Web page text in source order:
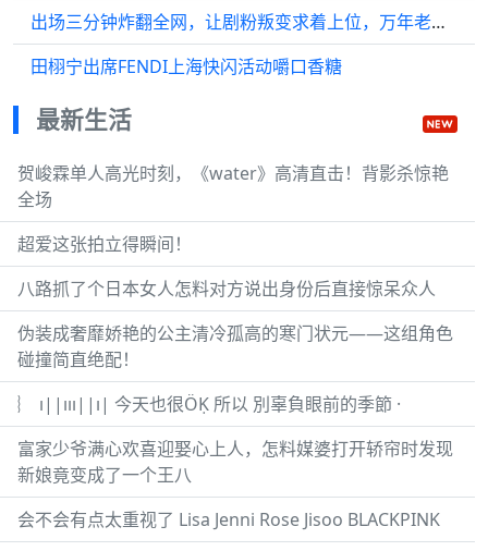
出场三分钟炸翻全网，让剧粉叛变求着上位，万年老二代旭要升咖的节奏
田栩宁出席FENDI上海快闪活动嚼口香糖
最新生活
贺峻霖单人高光时刻，《water》高清直击！背影杀惊艳
全场
超爱这张拍立得瞬间！
八路抓了个日本女人怎料对方说出身份后直接惊呆众人
伪装成奢靡娇艳的公主清冷孤高的寒门状元——这组角色
碰撞简直绝配！
︴ ı||ııı||ı| 今天也很ÖḲ 所以 別辜負眼前的季節 ·
富家少爷满心欢喜迎娶心上人，怎料媒婆打开轿帘时发现
新娘竟变成了一个王八
会不会有点太重视了 Lisa Jenni Rose Jisoo BLACKPINK